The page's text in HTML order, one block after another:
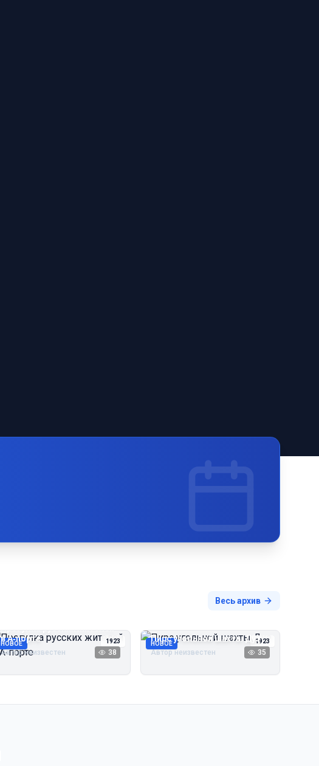
Весь архив
НОВОЕ 1923
Прогулка русских жителей
в А‑порте
Автор неизвестен 38
НОВОЕ 1923
Пирс угольной шахты Дуэ
Автор неизвестен 35